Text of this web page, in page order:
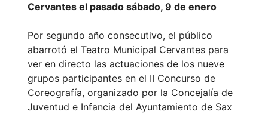
Cervantes el pasado sábado, 9 de enero
Por segundo año consecutivo, el público
abarrotó el Teatro Municipal Cervantes para
ver en directo las actuaciones de los nueve
grupos participantes en el II Concurso de
Coreografía, organizado por la Concejalía de
Juventud e Infancia del Ayuntamiento de Sax